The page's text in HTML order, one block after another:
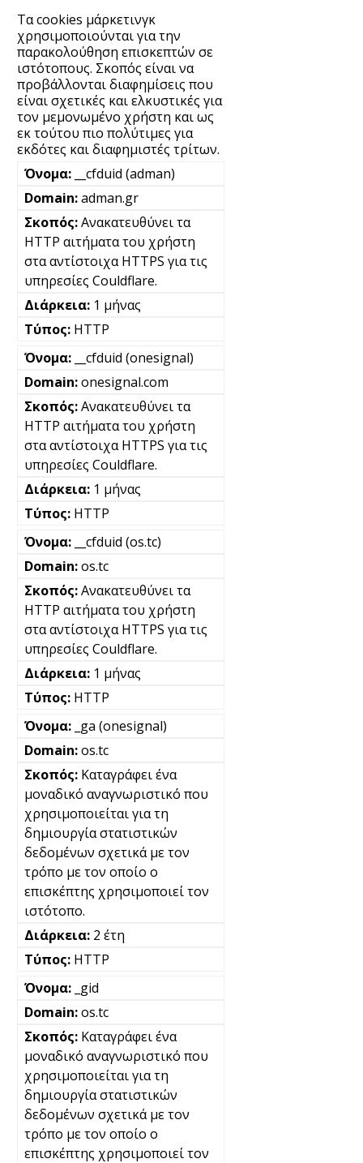
Τα cookies μάρκετινγκ
χρησιμοποιούνται για την
παρακολούθηση επισκεπτών σε
ιστότοπους. Σκοπός είναι να
προβάλλονται διαφημίσεις που
είναι σχετικές και ελκυστικές για
τον μεμονωμένο χρήστη και ως
εκ τούτου πιο πολύτιμες για
εκδότες και διαφημιστές τρίτων.
__cfduid (adman)
adman.gr
Ανακατευθύνει τα
HTTP αιτήματα του χρήστη
στα αντίστοιχα HTTPS για τις
υπηρεσίες Couldflare.
1 μήνας
HTTP
__cfduid (onesignal)
onesignal.com
Ανακατευθύνει τα
HTTP αιτήματα του χρήστη
στα αντίστοιχα HTTPS για τις
υπηρεσίες Couldflare.
1 μήνας
HTTP
__cfduid (os.tc)
os.tc
Ανακατευθύνει τα
HTTP αιτήματα του χρήστη
στα αντίστοιχα HTTPS για τις
υπηρεσίες Couldflare.
1 μήνας
HTTP
_ga (onesignal)
os.tc
Καταγράφει ένα
μοναδικό αναγνωριστικό που
χρησιμοποιείται για τη
δημιουργία στατιστικών
δεδομένων σχετικά με τον
τρόπο με τον οποίο ο
επισκέπτης χρησιμοποιεί τον
ιστότοπο.
2 έτη
HTTP
_gid
os.tc
Καταγράφει ένα
μοναδικό αναγνωριστικό που
χρησιμοποιείται για τη
δημιουργία στατιστικών
δεδομένων σχετικά με τον
τρόπο με τον οποίο ο
επισκέπτης χρησιμοποιεί τον